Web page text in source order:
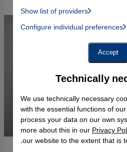
Technically
We use technically necessary
with the essential functions of
process your data on our own
more about this in ourPrivacy
our website to the extent that is
Show list of providers
Instagram Embed, Twitter
Facebook Embed /
Configure individual preferences
Accept